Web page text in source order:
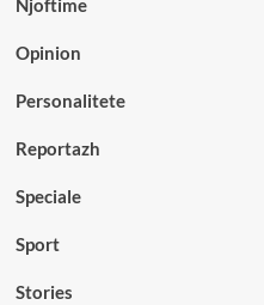
Njoftime
Opinion
Personalitete
Reportazh
Speciale
Sport
Stories